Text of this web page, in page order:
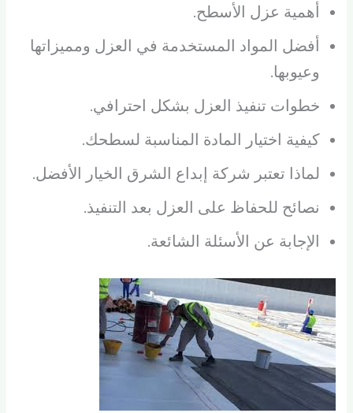
أهمية عزل الأسطح.
أفضل المواد المستخدمة في العزل ومميزاتها
وعيوبها.
خطوات تنفيذ العزل بشكل احترافي.
كيفية اختيار المادة المناسبة لسطحك.
لماذا تعتبر شركة إبداع الشرق الخيار الأفضل.
نصائح للحفاظ على العزل بعد التنفيذ.
الإجابة عن الأسئلة الشائعة.